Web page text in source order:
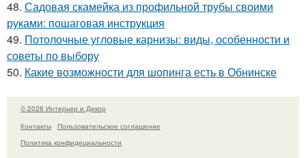
48. Садовая скамейка из профильной трубы своими
руками: пошаговая инструкция
49. Потолочные угловые карнизы: виды, особенности и
советы по выбору
50. Какие возможности для шопинга есть в Обнинске
© 2026 Интерьер и Декор
Контакты
Пользовательское соглашение
Политика конфидециальности